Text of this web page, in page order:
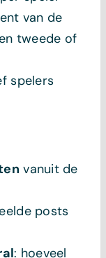
van de
tweede of
spelers
vanuit de
posts
: hoeveel